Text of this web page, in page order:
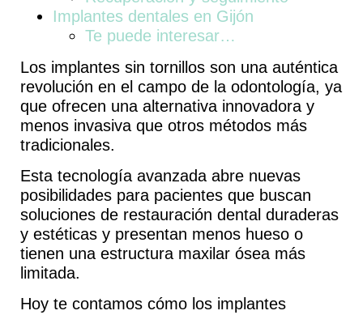
Implantes dentales en Gijón
Te puede interesar…
Los implantes sin tornillos son una auténtica
revolución en el campo de la odontología, ya
que ofrecen una alternativa innovadora y
menos invasiva que otros métodos más
tradicionales.
Esta tecnología avanzada abre nuevas
posibilidades para pacientes que buscan
soluciones de restauración dental duraderas
y estéticas y presentan menos hueso o
tienen una estructura maxilar ósea más
limitada.
Hoy te contamos cómo los implantes